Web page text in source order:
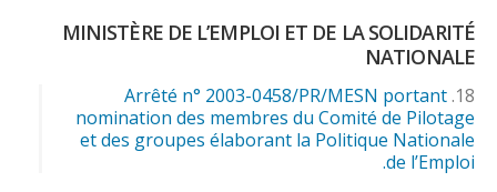
MINISTÈRE DE L’EMPLOI ET DE LA SOLIDARITÉ
NATIONALE
Arrêté n° 2003-0458/PR/MESN portant
nomination des membres du Comité de Pilotage
et des groupes élaborant la Politique Nationale
de l’Emploi.